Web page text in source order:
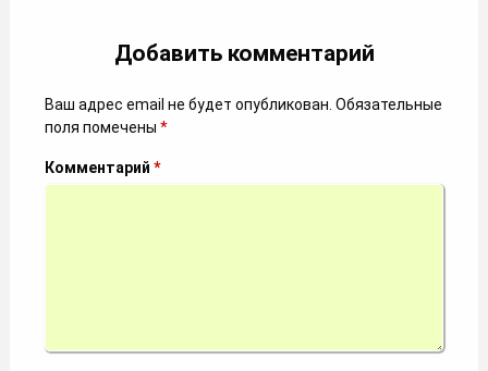
Добавить комментарий
Ваш адрес email не будет опубликован. Обязательные
поля помечены *
Комментарий *